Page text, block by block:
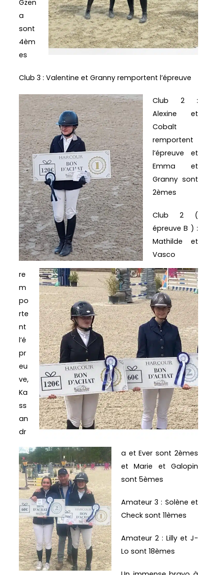
Gzen
a
sont
4èm
es
Club 3 : Valentine et Granny remportent l’épreuve
Club 2 :
Alexine et
Cobalt
remportent
l’épreuve et
Emma et
Granny sont
2èmes
Club 2 (
épreuve B ) :
Mathilde et
Vasco
re
m
po
rte
nt
l’é
pr
eu
ve,
Ka
ss
an
dr
a et Ever sont 2èmes
et Marie et Galopin
sont 5èmes
Amateur 3 : Solène et
Check sont 11èmes
Amateur 2 : Lilly et J-
Lo sont 18èmes